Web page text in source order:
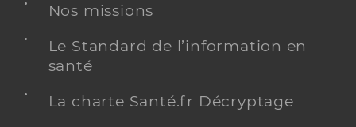
Nos missions
Le Standard de l’information en
santé
La charte Santé.fr Décryptage